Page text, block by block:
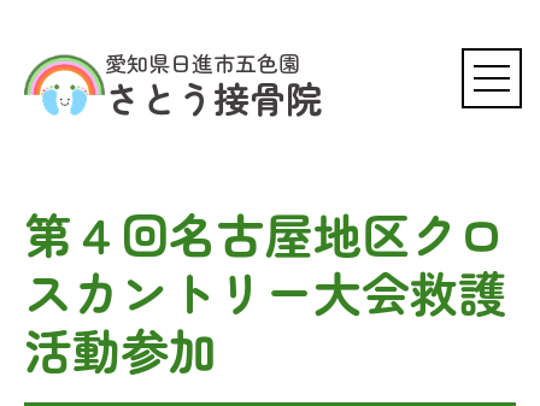
愛知県日進市五色園
さとう接骨院
第４回名古屋地区クロ
スカントリー大会救護
活動参加